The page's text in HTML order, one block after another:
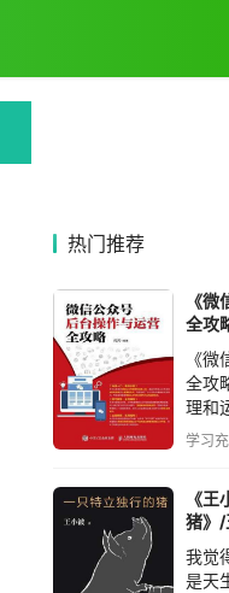
热门推荐
《
全攻
和运
《
全攻
理和
学习
《
猪》/
我觉
是天